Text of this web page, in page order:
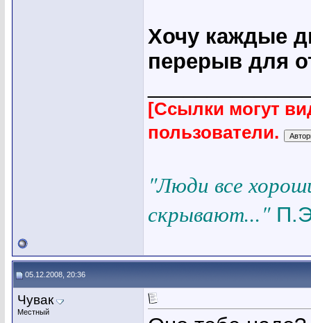
Хочу каждые
перерыв для
[Ссылки могут
пользователи.
"Люди все
скрывают..."
05.12.2008, 20:36
Чувак
Местный